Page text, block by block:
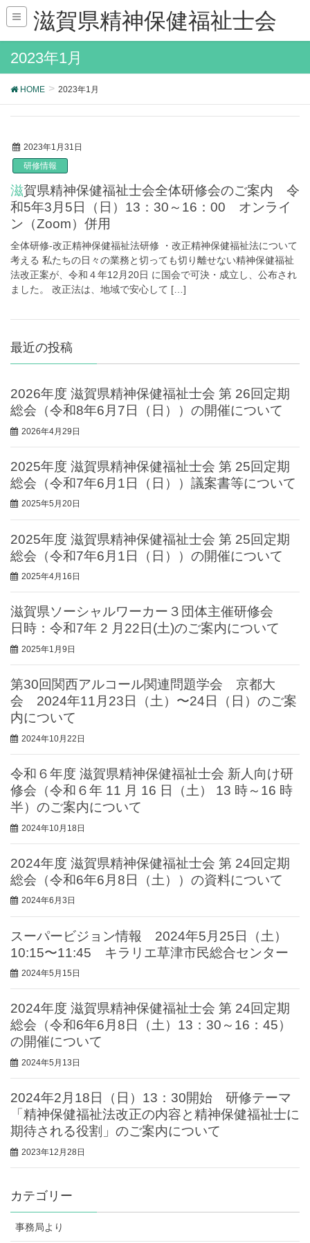
滋賀県精神保健福祉士会
2023年1月
HOME 2023年1月
2023年1月31日
研修情報
滋賀県精神保健福祉士会全体研修会のご案内 令
和5年3月5日（日）13：30～16：00 オンライ
ン（Zoom）併用
全体研修-改正精神保健福祉法研修 ・改正精神保健福祉法について
考える 私たちの日々の業務と切っても切り離せない精神保健福祉
法改正案が、令和４年12月20日 に国会で可決・成立し、公布され
ました。 改正法は、地域で安心して […]
最近の投稿
2026年度 滋賀県精神保健福祉士会 第 26回定期
総会（令和8年6月7日（日））の開催について
2026年4月29日
2025年度 滋賀県精神保健福祉士会 第 25回定期
総会（令和7年6月1日（日））議案書等について
2025年5月20日
2025年度 滋賀県精神保健福祉士会 第 25回定期
総会（令和7年6月1日（日））の開催について
2025年4月16日
滋賀県ソーシャルワーカー３団体主催研修会
日時：令和7年 2 ⽉22⽇(⼟)のご案内について
2025年1月9日
第30回関西アルコール関連問題学会 京都大
会 2024年11月23日（土）〜24日（日）のご案
内について
2024年10月22日
令和６年度 滋賀県精神保健福祉士会 新人向け研
修会（令和６年 11 月 16 日（土） 13 時～16 時
半）のご案内について
2024年10月18日
2024年度 滋賀県精神保健福祉士会 第 24回定期
総会（令和6年6月8日（土））の資料について
2024年6月3日
スーパービジョン情報 2024年5月25日（土）
10:15〜11:45 キラリエ草津市民総合センター
2024年5月15日
2024年度 滋賀県精神保健福祉士会 第 24回定期
総会（令和6年6月8日（土）13：30～16：45）
の開催について
2024年5月13日
2024年2月18日（日）13：30開始 研修テーマ
「精神保健福祉法改正の内容と精神保健福祉士に
期待される役割」のご案内について
2023年12月28日
カテゴリー
事務局より